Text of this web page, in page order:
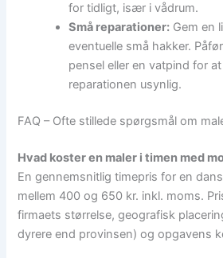
for tidligt, især i vådrum.
Små reparationer: Gem en
eventuelle små hakker.
pensel eller en vatpind for at
reparationen usynlig.
FAQ – Ofte stillede spørgsmål om
Hvad koster en maler i timen med
En gennemsnitlig timepris for en
mellem 400 og 650 kr. inkl. moms.
firmaets størrelse, geografisk
dyrere end provinsen) og opgavens